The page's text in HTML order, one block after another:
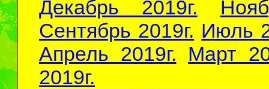
Декабрь 2019г.
Сентябрь 2019г. Июль
Апрель 2019г.
Март
2019г.